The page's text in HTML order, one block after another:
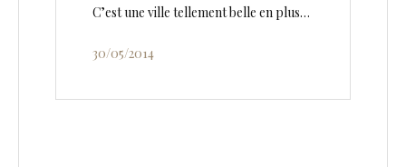
C’est une ville tellement belle en plus…
30/05/2014